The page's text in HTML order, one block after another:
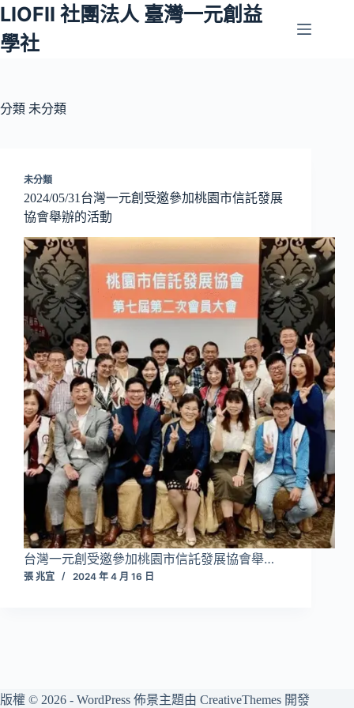
跳
主
容
LIOFII 社團法人 臺灣一元創益
學社
分類 未分類
未分類
2024/05/31台灣一元創受邀參加桃園市信託發展
協會舉辦的活動
台灣一元創受邀參加桃園市信託發展協會舉…
張 兆宜 2024 年 4 月 16 日
版權 © 2026 - WordPress 佈景主題由 CreativeThemes 開發